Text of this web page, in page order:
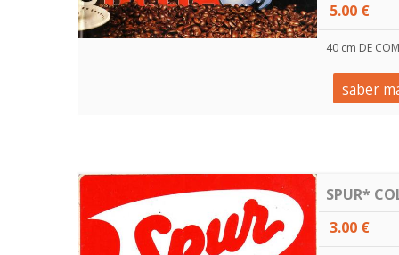
5.00 €
40 cm DE
saber
SPUR*
3.00 €